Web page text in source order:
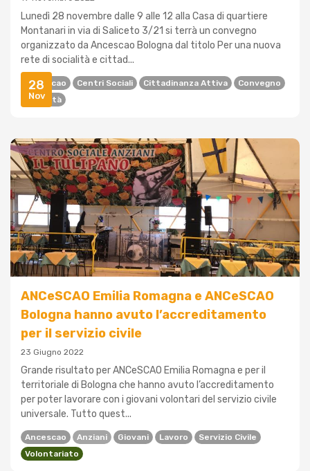
28
Nov
Lunedì 28 novembre dalle 9 alle 12 alla Casa di quartiere
Montanari in via di Saliceto 3/21 si terrà un convegno
organizzato da Ancescao Bologna dal titolo Per una nuova
rete di socialità e cittad...
Ancescao Centri Sociali Cittadinanza Attiva
Convegno
Socialità
ANCeSCAO Emilia Romagna e ANCeSCAO
Bologna hanno avuto l’accreditamento
per il servizio civile
23 Giugno 2022
Grande risultato per ANCeSCAO Emilia Romagna e per il
territoriale di Bologna che hanno avuto l’accreditamento
per poter lavorare con i giovani volontari del servizio civile
universale. Tutto quest...
Ancescao Anziani Giovani Lavoro
Servizio Civile
Volontariato